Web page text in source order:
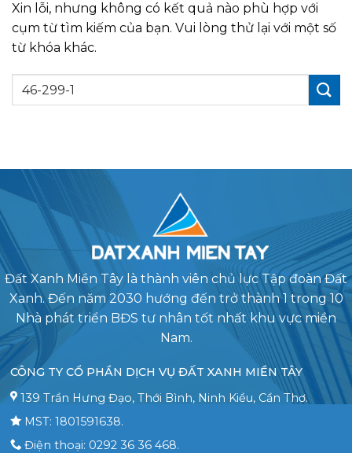
Xin lỗi, nhưng không có kết quả nào phù hợp với
cụm từ tìm kiếm của bạn. Vui lòng thử lại với một số
từ khóa khác.
Đất Xanh Miền Tây là thành viên chủ lực Tập đoàn Đất
Xanh. Đến năm 2030 hướng đến trở thành 1 trong 10
Nhà phát triển BĐS tư nhân tốt nhất khu vực miền
Nam.
CÔNG TY CỔ PHẦN DỊCH VỤ ĐẤT XANH MIỀN TÂY
139 Trần Hưng Đạo, Thới Bình, Ninh Kiều, Cần Thơ.
MST: 1801591638.
Điện thoại: 0292 36 36 468.